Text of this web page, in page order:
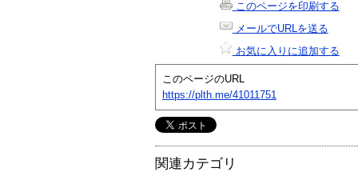
このページを印刷する
メールでURLを送る
お気に入りに追加する
このページのURL
https://plth.me/41011751
関連カテゴリ